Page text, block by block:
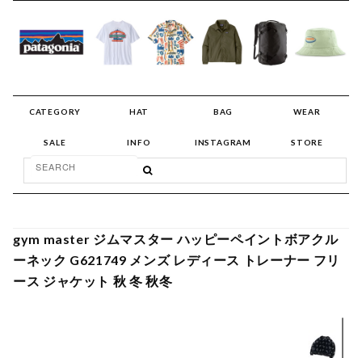
CATEGORY HAT BAG WEAR
SALE INFO INSTAGRAM STORE
gym master ジムマスター ハッピーペイントボアクル
ーネック G621749 メンズ レディース トレーナー フリ
ース ジャケット 秋 冬 秋冬